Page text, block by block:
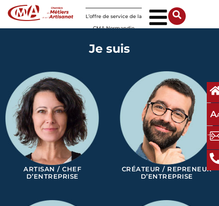
L’offre de service de la
CMA Normandie
A
Je suis
ARTISAN / CHEF
D’ENTREPRISE
CRÉATEUR / REPRENEUR
D’ENTREPRISE
Panneau de gestion des cookies